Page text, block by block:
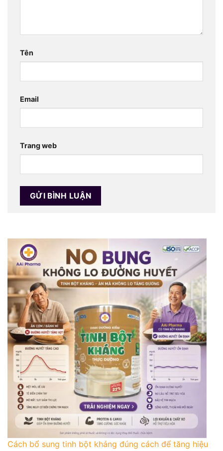
Tên
Email
Trang web
Cách bổ sung tinh bột kháng đúng cách để tăng hiệu